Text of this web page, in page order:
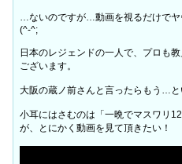
…ないのですが…動画を視るだけでヤ
(^-^;
日本のレジェンドの一人で、プロも
ございます。
大阪の蔵ノ前さんと言ったらもう…と
小耳にはさむのは「一晩でマスワリ
が、とにかく動画を見て頂きたい！